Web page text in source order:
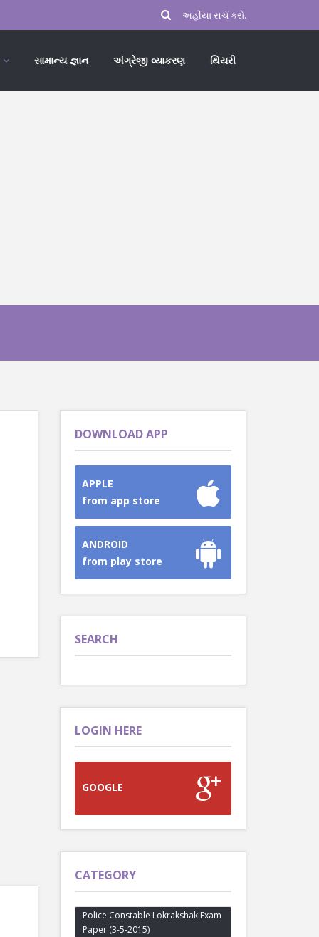
સામાન્ય જ્ઞાન અંગ્રેજી વ્યાકરણ થિયરી
DOWNLOAD APP
APPLE
from app store
ANDROID
from play store
SEARCH
LOGIN HERE
GOOGLE
CATEGORY
Police Constable Lokrakshak Exam
Paper (3-5-2015)